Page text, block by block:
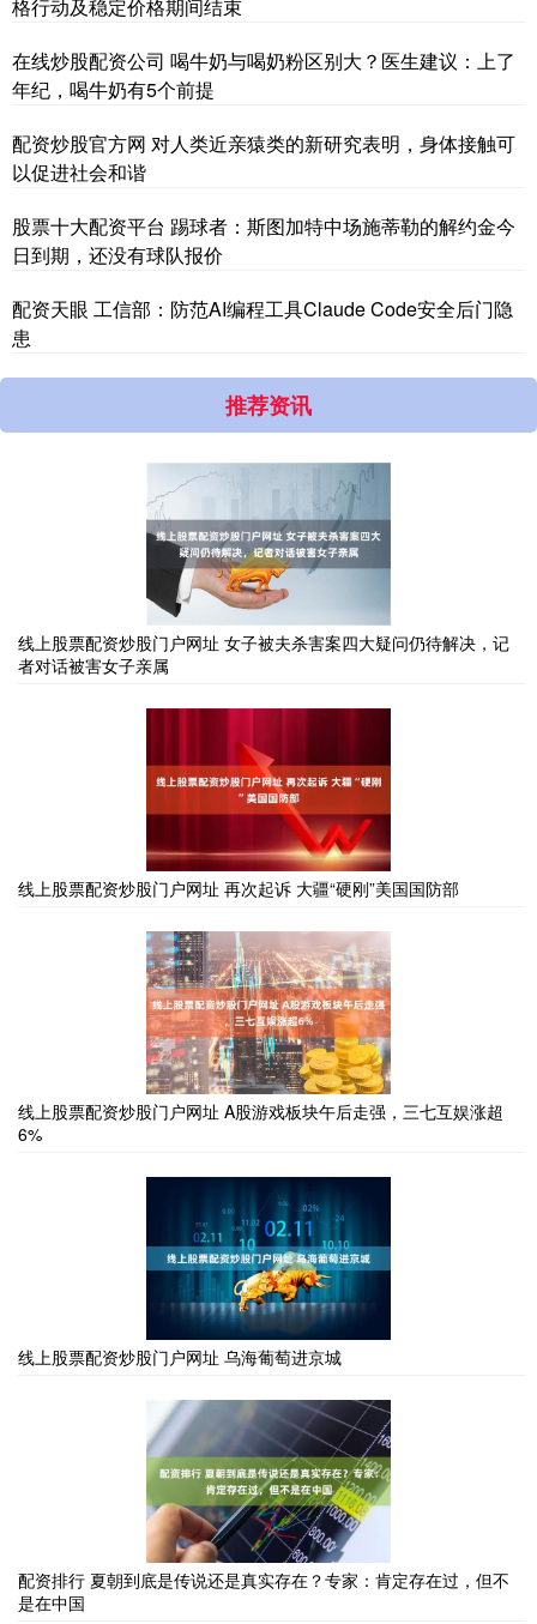
格行动及稳定价格期间结束
在线炒股配资公司 喝牛奶与喝奶粉区别大？医生建议：上了
年纪，喝牛奶有5个前提
配资炒股官方网 对人类近亲猿类的新研究表明，身体接触可
以促进社会和谐
股票十大配资平台 踢球者：斯图加特中场施蒂勒的解约金今
日到期，还没有球队报价
配资天眼 工信部：防范AI编程工具Claude Code安全后门隐
患
推荐资讯
线上股票配资炒股门户网址 女子被夫杀害案四大疑问仍待解决，记
者对话被害女子亲属
线上股票配资炒股门户网址 再次起诉 大疆“硬刚”美国国防部
线上股票配资炒股门户网址 A股游戏板块午后走强，三七互娱涨超
6%
线上股票配资炒股门户网址 乌海葡萄进京城
配资排行 夏朝到底是传说还是真实存在？专家：肯定存在过，但不
是在中国